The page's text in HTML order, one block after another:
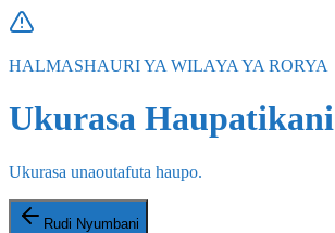
HALMASHAURI YA WILAYA YA RORYA
Ukurasa Haupatikani
Ukurasa unaoutafuta haupo.
Rudi Nyumbani